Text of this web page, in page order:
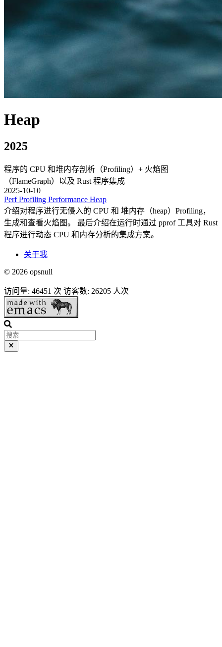
Heap
2025
程序的 CPU 和堆内存剖析（Profiling）+ 火焰图
（FlameGraph）以及 Rust 程序集成
2025-10-10
PerfProfiling Performance Heap
介绍对程序进行无侵入的 CPU 和 堆内存（heap）Profiling，
生成和查看火焰图。 最后介绍在运行时通过 pprof 工具对 Rust
程序进行动态 CPU 和内存分析的集成方案。
关于我
© 2026 opsnull
访问量: 46451 次 访客数: 26205 人次